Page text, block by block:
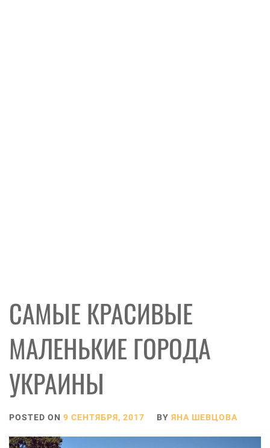
САМЫЕ КРАСИВЫЕ
МАЛЕНЬКИЕ ГОРОДА
УКРАИНЫ
POSTED ON 9 СЕНТЯБРЯ, 2017 BY ЯНА ШЕВЦОВА